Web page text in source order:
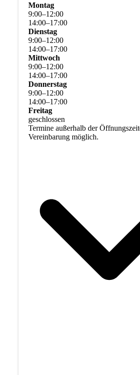
Montag
9:00–12:00
14:00–17:00
Dienstag
9:00–12:00
14:00–17:00
Mittwoch
9:00–12:00
14:00–17:00
Donnerstag
9:00–12:00
14:00–17:00
Freitag
geschlossen
Termine außerhalb der
Vereinbarung möglich.